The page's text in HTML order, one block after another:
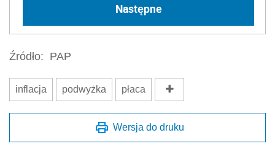
Następne
Źródło: PAP
inflacja podwyżka płaca
Wersja do druku